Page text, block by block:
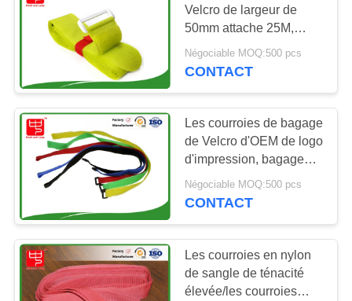
NOUS
CONTACTER
NOUVELLES
DEMANDEZ
UN DEVIS
PLAN
DU
SITE
Corrections faites
sur commande de
crochet et de boucle
Crochet et serre-
câble de boucle
Velcro de largeur de
50mm attache 25M,
27.5yd/petit pain
blanc/noir
Négociable MOQ:500 pcs
CONTACT
Les courroies de bagage
de Velcro d'OEM de logo
d'impression, bagage
résistant attache la taille
faite sur commande
Négociable MOQ:500 pcs
CONTACT
Les courroies en nylon
de sangle de ténacité
élevée/les courroies